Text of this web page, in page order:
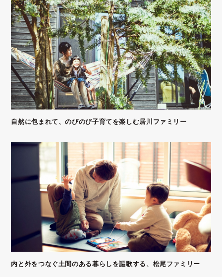
自然に包まれて、のびのび子育てを楽しむ居川ファミリー
内と外をつなぐ土間のある暮らしを謳歌する、松尾ファミリー